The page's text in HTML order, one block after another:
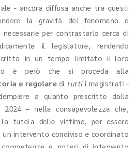
- ancora diffusa anche tra questi
la gravità del fenomeno e
necessarie per contrastarlo cerca di
il legislatore, rendendo
in un tempo limitato il loro
è però che si proceda alla
e regolare di tutti i magistrati -
a quanto prescritto dalla
– nella consapevolezza che,
tutela delle vittime, per essere
intervento condiviso e coordinato